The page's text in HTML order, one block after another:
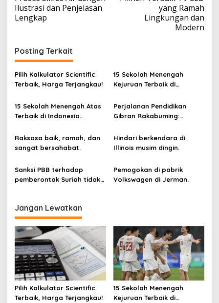
a
v
g
a
s
i
o
Ilustrasi dan Penjelasan
Lengkap
yang Ramah
Lingkungan dan
Modern
Posting Terkait
Pilih Kalkulator Scientific
Terbaik, Harga Terjangkau!
15 Sekolah Menengah
Kejuruan Terbaik di
Hasil Ujian Tulis Berbasis
Komputer
15 Sekolah Menengah Atas
Terbaik di Indonesia
Perjalanan Pendidikan
Gibran Rakabuming:
Raksasa baik, ramah, dan
sangat bersahabat.
Hindari berkendara di
Illinois musim dingin.
Sanksi PBB terhadap
pemberontak Suriah tidak
Pemogokan di pabrik
Volkswagen di Jerman.
Jangan Lewatkan
Pilih Kalkulator Scientific
Terbaik, Harga Terjangkau!
15 Sekolah Menengah
Kejuruan Terbaik di